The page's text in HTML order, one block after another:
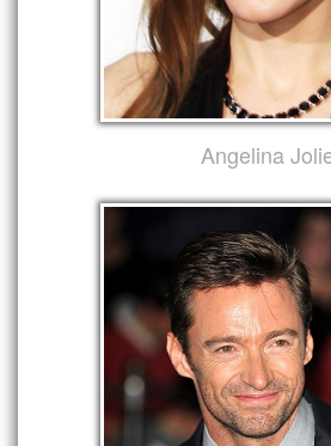
Angelina